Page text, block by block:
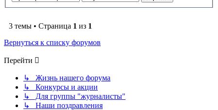
3 темы • Страница 1 из 1
Вернуться к списку форумов
Перейти
↳ Жизнь нашего форума
↳ Конкурсы и акции
↳ Для группы "журналисты"
↳ Наши поздравления